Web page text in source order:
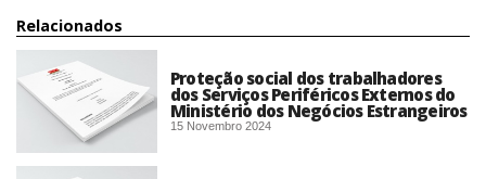
Relacionados
Proteção social dos trabalhadores
dos Serviços Periféricos Externos do
Ministério dos Negócios Estrangeiros
15 Novembro 2024